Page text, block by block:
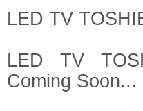
LED TV
LED TV
Coming Soon...